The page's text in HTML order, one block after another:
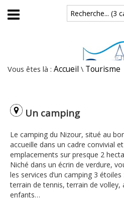
Aller au contenu principal
Recherche... (3
Vous êtes là : Accueil \ Tourisme
Un camping
Le camping du Nizour, situé au
accueille dans un cadre convivial
emplacements sur presque 2
Niché dans un écrin de verdure,
les services d’un camping 3
terrain de tennis, terrain de volley,
enfants…